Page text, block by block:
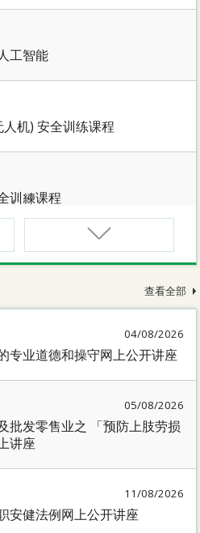
工智能
机) 安全训练课程
训練课程
训練重新甄审资格课程
程
训練课程
查看全部
04/08/2026
专业道德和操守网上公开讲座
05/08/2026
批发零售业之 「预防上肢劳损
讲座
11/08/2026
安健法例网上公开讲座